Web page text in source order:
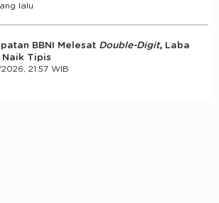
lalu
BBNI Melesat Double-Digit, Laba
Naik Tipis
21:57 WIB